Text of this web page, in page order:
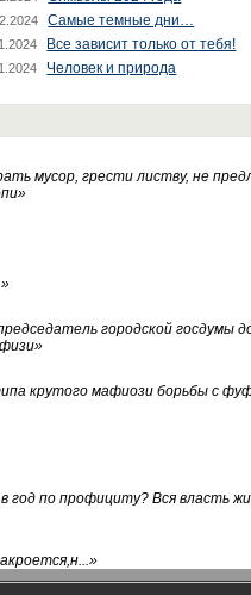
Самые темные дни…
Все зависит только от тебя!
Человек и природа
мусор, грести листву, не
»
»
городской госдумы
»
крутого мафиози борьбы с
по профициту? Вся власть
»